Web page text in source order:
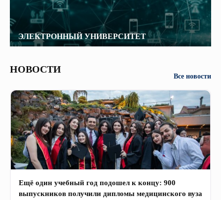
ЭЛЕКТРОННЫЙ УНИВЕРСИТЕТ
НОВОСТИ
Все новости
Ещё один учебный год подошел к концу: 900
выпускников получили дипломы медицинского вуза